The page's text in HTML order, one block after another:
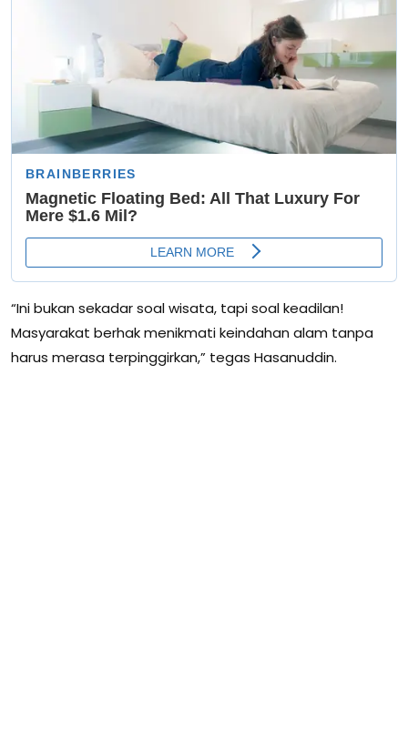
“Ini bukan sekadar soal wisata, tapi soal keadilan!
Masyarakat berhak menikmati keindahan alam tanpa
harus merasa terpinggirkan,” tegas Hasanuddin.